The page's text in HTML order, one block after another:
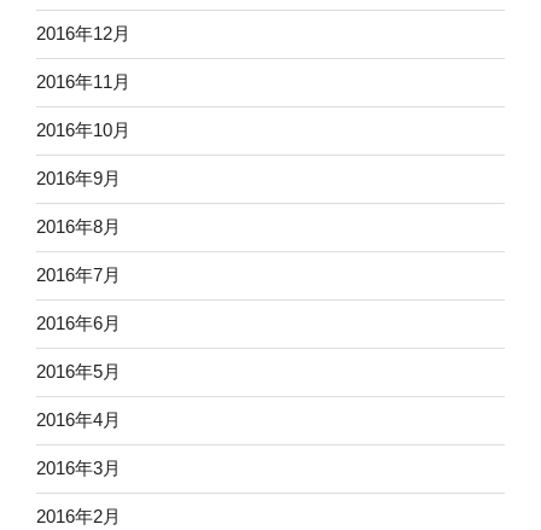
2016年12月
2016年11月
2016年10月
2016年9月
2016年8月
2016年7月
2016年6月
2016年5月
2016年4月
2016年3月
2016年2月